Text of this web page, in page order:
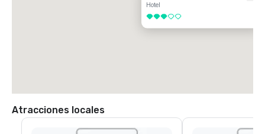
Hotel
3 de 5
Atracciones locales